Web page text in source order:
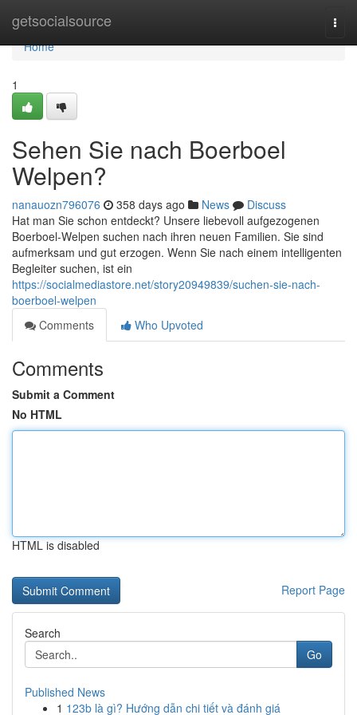
getsocialsource
Home
Home
1
Sehen Sie nach Boerboel
Welpen?
nanauozn796076 358 days ago News
Discuss
Hat man Sie schon entdeckt? Unsere liebevoll aufgezogenen
Boerboel-Welpen suchen nach ihren neuen Familien. Sie sind
aufmerksam und gut erzogen. Wenn Sie nach einem intelligenten
Begleiter suchen, ist ein
https://socialmediastore.net/story20949839/suchen-sie-nach-
boerboel-welpen
Comments
Who Upvoted
Comments
Submit a Comment
No HTML
HTML is disabled
Report Page
Search
Go
Published News
1 123b là gì? Hướng dẫn chi tiết và đánh giá